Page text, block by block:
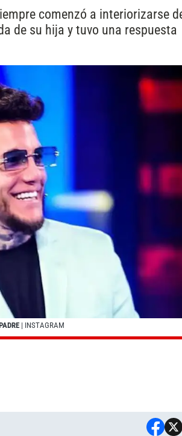
comenzó a interiorizarse
de su hija y tuvo una respuesta
| INSTAGRAM